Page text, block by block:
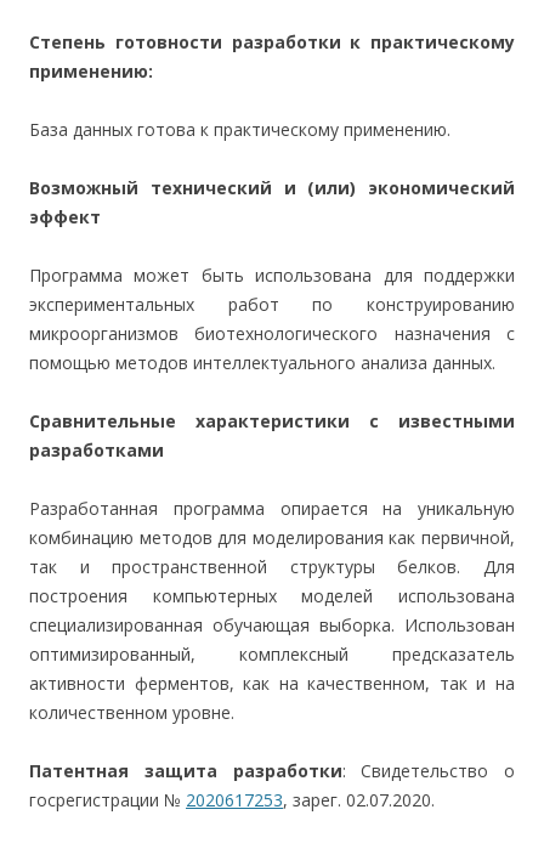
Степень готовности разработки к практическому
применению:
База данных готова к практическому применению.
Возможный технический и (или) экономический
эффект
Программа может быть использована для поддержки
экспериментальных работ по конструированию
микроорганизмов биотехнологического назначения с
помощью методов интеллектуального анализа данных.
Сравнительные характеристики с известными
разработками
Разработанная программа опирается на уникальную
комбинацию методов для моделирования как первичной,
так и пространственной структуры белков. Для
построения компьютерных моделей использована
специализированная обучающая выборка. Использован
оптимизированный, комплексный предсказатель
активности ферментов, как на качественном, так и на
количественном уровне.
Патентная защита разработки: Свидетельство о
госрегистрации № 2020617253, зарег. 02.07.2020.